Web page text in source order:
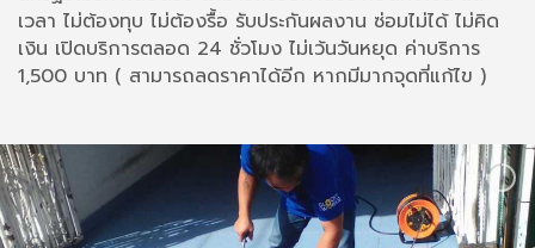
เวลา ไม่ต้องทุบ ไม่ต้องรื้อ รับประกันผลงาน ซ่อมไม่ได้ ไม่คิด
เงิน เปิดบริการตลอด 24 ชั่วโมง ไม่เว้นวันหยุด ค่าบริการ
1,500 บาท ( สามารถลดราคาได้อีก หากมีมากจุดที่แก้ไข )